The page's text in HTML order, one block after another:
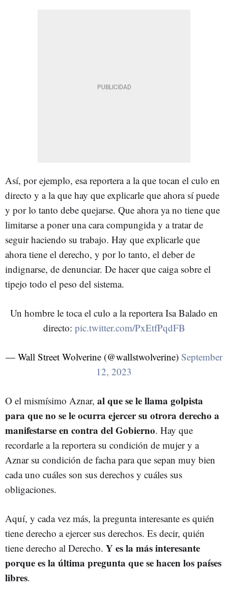
Así, por ejemplo, esa reportera a la que tocan el culo en
directo y a la que hay que explicarle que ahora sí puede
y por lo tanto debe quejarse. Que ahora ya no tiene que
limitarse a poner una cara compungida y a tratar de
seguir haciendo su trabajo. Hay que explicarle que
ahora tiene el derecho, y por lo tanto, el deber de
indignarse, de denunciar. De hacer que caiga sobre el
tipejo todo el peso del sistema.
Un hombre le toca el culo a la reportera Isa Balado en
directo: pic.twitter.com/PxEtfPqdFB
— Wall Street Wolverine (@wallstwolverine) September
12, 2023
O el mismísimo Aznar, al que se le llama golpista
para que no se le ocurra ejercer su otrora derecho a
manifestarse en contra del Gobierno. Hay que
recordarle a la reportera su condición de mujer y a
Aznar su condición de facha para que sepan muy bien
cada uno cuáles son sus derechos y cuáles sus
obligaciones.
Aquí, y cada vez más, la pregunta interesante es quién
tiene derecho a ejercer sus derechos. Es decir, quién
tiene derecho al Derecho. Y es la más interesante
porque es la última pregunta que se hacen los países
libres.